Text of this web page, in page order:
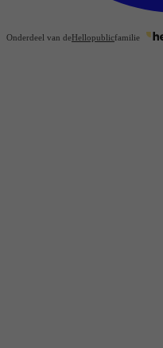
Onderdeel van deHellopublicfamilie